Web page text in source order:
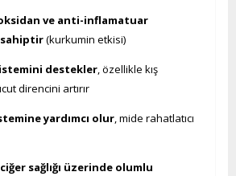
ve anti-inflamatuar
(kurkumin etkisi)
destekler, özellikle kış
direncini artırır
yardımcı olur, mide rahatlatıcı
sağlığı üzerinde olumlu